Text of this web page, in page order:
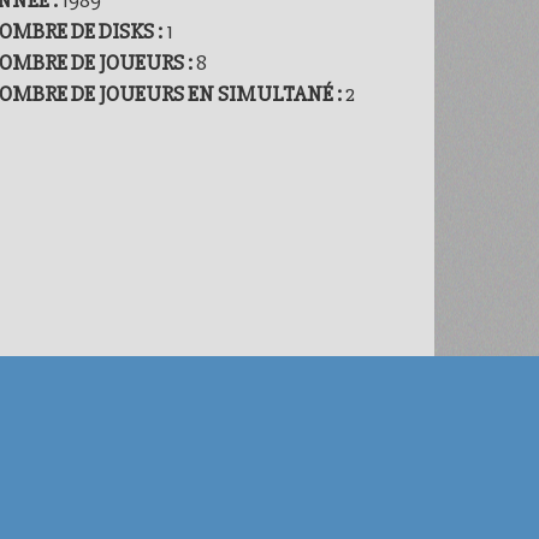
DE DISKS :1
DE JOUEURS :8
DE JOUEURS EN SIMULTANÉ :2